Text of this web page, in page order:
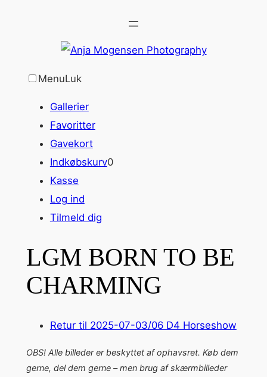
MenuLuk
Gallerier
Favoritter
Gavekort
Indkøbskurv0
Kasse
Log ind
Tilmeld dig
LGM BORN TO BE
CHARMING
Retur til 2025-07-03/06 D4 Horseshow
OBS! Alle billeder er beskyttet af ophavsret. Køb dem
gerne, del dem gerne – men brug af skærmbilleder